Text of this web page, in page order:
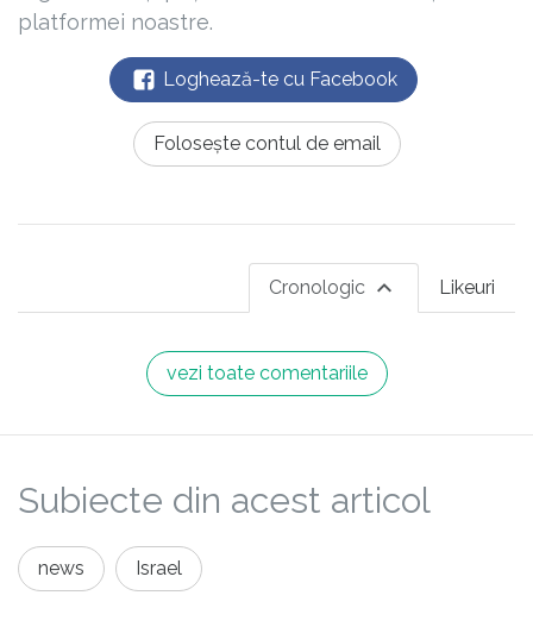
platformei noastre.
Loghează-te cu Facebook
Folosește contul de email
Likeuri
Cronologic
vezi toate comentariile
Subiecte din acest articol
news Israel